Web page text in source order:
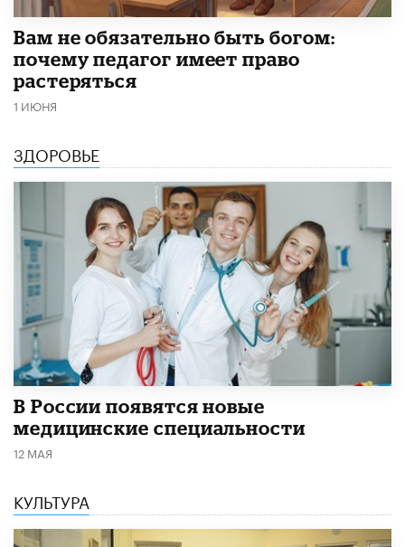
​Вам не обязательно быть богом:
почему педагог имеет право
растеряться
1 ИЮНЯ
ЗДОРОВЬЕ
В России появятся новые
медицинские специальности
12 МАЯ
КУЛЬТУРА